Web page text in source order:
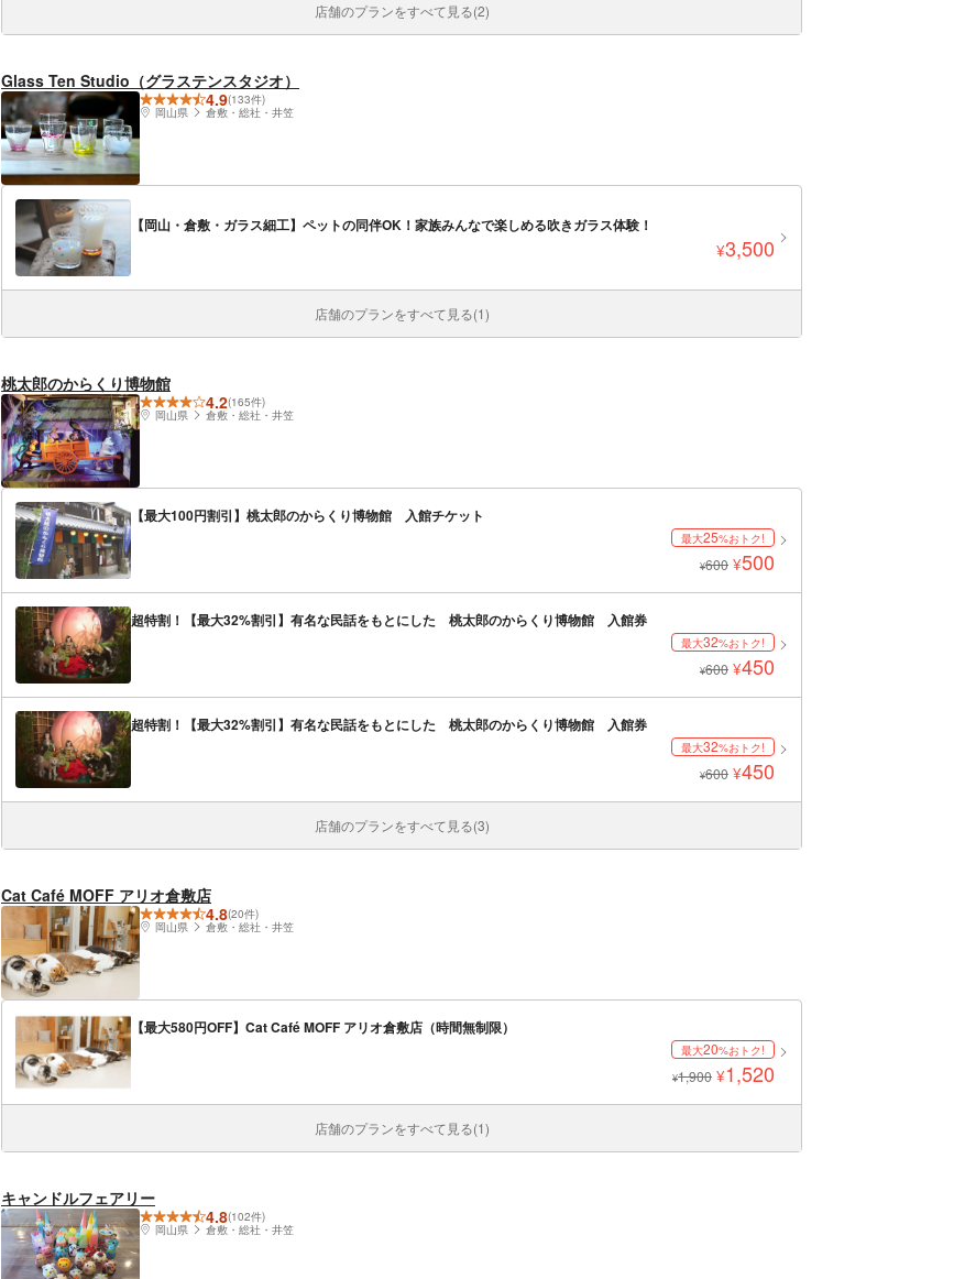
店舗のプランをすべて見る(2)
Glass Ten Studio（グラステンスタジオ）
4.9(133件)
岡山県
倉敷・総社・井笠
【岡山・倉敷・ガラス細工】ペットの同伴OK！家族みんなで楽しめる吹きガラス体験！
¥3,500
店舗のプランをすべて見る(1)
桃太郎のからくり博物館
4.2(165件)
岡山県
倉敷・総社・井笠
【最大100円割引】桃太郎のからくり博物館 入館チケット
最大25%おトク!
¥600 ¥500
超特割！【最大32%割引】有名な民話をもとにした 桃太郎のからくり博物館 入館券
最大32%おトク!
¥600 ¥450
超特割！【最大32%割引】有名な民話をもとにした 桃太郎のからくり博物館 入館券
最大32%おトク!
¥600 ¥450
店舗のプランをすべて見る(3)
Cat Café MOFF アリオ倉敷店
4.8(20件)
岡山県
倉敷・総社・井笠
【最大580円OFF】Cat Café MOFF アリオ倉敷店（時間無制限）
最大20%おトク!
¥1,900 ¥1,520
店舗のプランをすべて見る(1)
キャンドルフェアリー
4.8(102件)
岡山県
倉敷・総社・井笠